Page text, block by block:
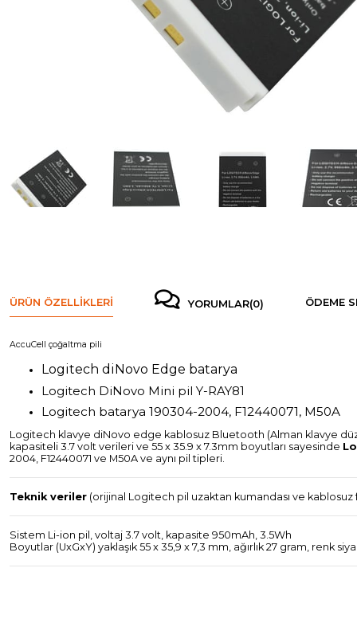
ÜRÜN ÖZELLIKLERI YORUMLAR(0) ÖDEME
AccuCell çoğaltma pili
Logitech diNovo Edge batarya
Logitech DiNovo Mini pil Y-RAY81
Logitech batarya 190304-2004, F12440071, M50A
Logitech klavye diNovo edge kablosuz Bluetooth (Alman klavye
kapasiteli 3.7 volt verileri ve 55 x 35.9 x 7.3mm boyutları sayesinde
2004, F12440071 ve M50A ve aynı pil tipleri.
Teknik veriler (orijinal Logitech pil uzaktan kumandası ve kablosuz
Sistem Li-ion pil, voltaj 3.7 volt, kapasite 950mAh, 3.5Wh
Boyutlar (UxGxY) yaklaşık 55 x 35,9 x 7,3 mm, ağırlık 27 gram, renk